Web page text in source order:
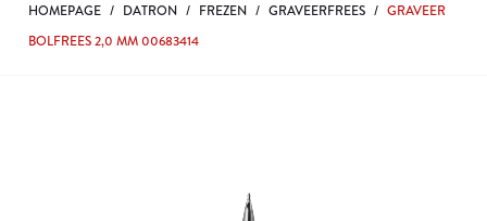
HOMEPAGE / DATRON / FREZEN / GRAVEERFREES / GRAVEER
BOLFREES 2,0 MM 00683414